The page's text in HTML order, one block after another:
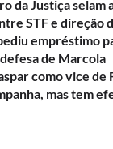
da Justiça selam
STF e direção
empréstimo
de Marcola
como vice
mas tem